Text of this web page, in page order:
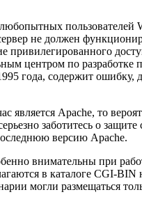
пользователей
не должен
привилегированного
центром по разработке
года, содержит ошибку,
является Apache, то
заботитесь о защите
версию Apache.
внимательны при
в каталоге CGI-BIN
могли размещаться